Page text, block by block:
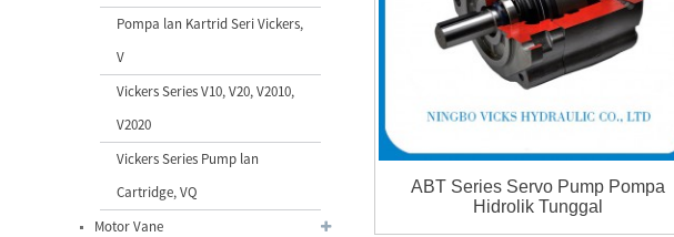
Pompa lan Kartrid Seri Vickers,
V
Vickers Series V10, V20, V2010,
V2020
Vickers Series Pump lan
Cartridge, VQ
Motor Vane
Internal kanggo...
Sistem Servo Vicks kanggo
Mesin Cetak Injeksi ...
ABT Series Servo Pump Pompa
Hidrolik Tunggal